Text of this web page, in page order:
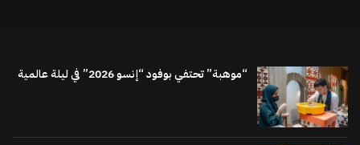
“موهبة” تحتفي بوفود “إنسو 2026” في ليلة عالمية